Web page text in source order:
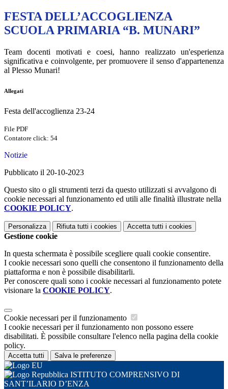
FESTA DELL’ACCOGLIENZA
SCUOLA PRIMARIA “B. MUNARI”
Team docenti motivati e coesi, hanno realizzato un'esperienza
significativa e coinvolgente, per promuovere il senso d'appartenenza
al Plesso Munari!
Allegati
Festa dell'accoglienza 23-24
File PDF
Contatore click: 54
Notizie
Pubblicato il 20-10-2023
Questo sito o gli strumenti terzi da questo utilizzati si avvalgono di
cookie necessari al funzionamento ed utili alle finalità illustrate nella
COOKIE POLICY.
Personalizza Rifiuta tutti i cookies Accetta tutti i cookies
Gestione cookie
In questa schermata è possibile scegliere quali cookie consentire.
I cookie necessari sono quelli che consentono il funzionamento della
piattaforma e non è possibile disabilitarli.
Per conoscere quali sono i cookie necessari al funzionamento potete
visionare la COOKIE POLICY.
Cookie necessari per il funzionamento
I cookie necessari per il funzionamento non possono essere
disabilitati. È possibile consultare l'elenco nella pagina della cookie
policy.
Accetta tutti Salva le preferenze
ISTITUTO COMPRENSIVO DI
SANT’ILARIO D’ENZA